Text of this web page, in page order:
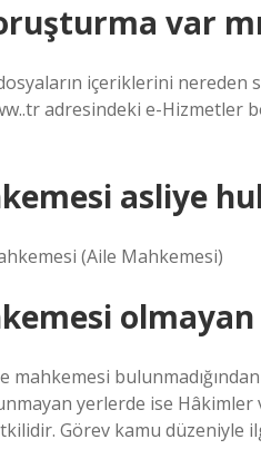
var
içeriklerini
adresindeki e-
asliye
(Aile Mahkemesi)
mahkemesi
yerlerde ise
Görev kamu düzeniyle